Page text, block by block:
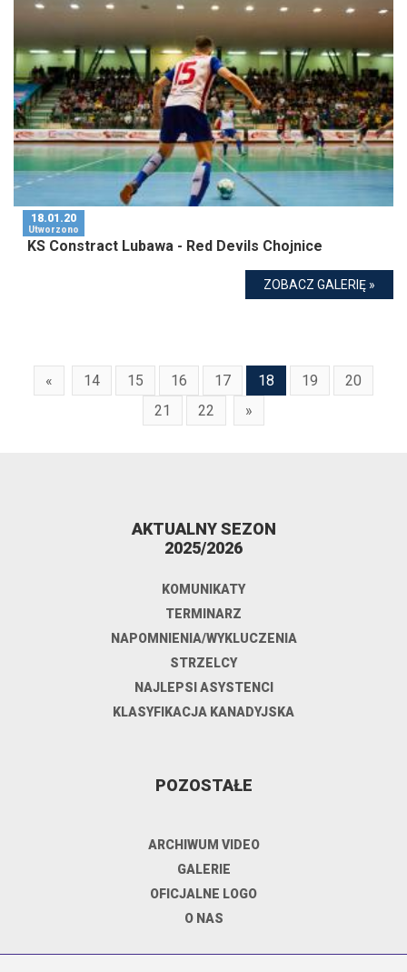
18.01.20
Utworzono
KS Constract Lubawa - Red Devils Chojnice
ZOBACZ GALERIĘ »
« 14 15 16 17 18 19
20
21
22 »
AKTUALNY SEZON
2025/2026
KOMUNIKATY
TERMINARZ
NAPOMNIENIA/WYKLUCZENIA
STRZELCY
NAJLEPSI ASYSTENCI
KLASYFIKACJA KANADYJSKA
POZOSTAŁE
ARCHIWUM VIDEO
GALERIE
OFICJALNE LOGO
O NAS